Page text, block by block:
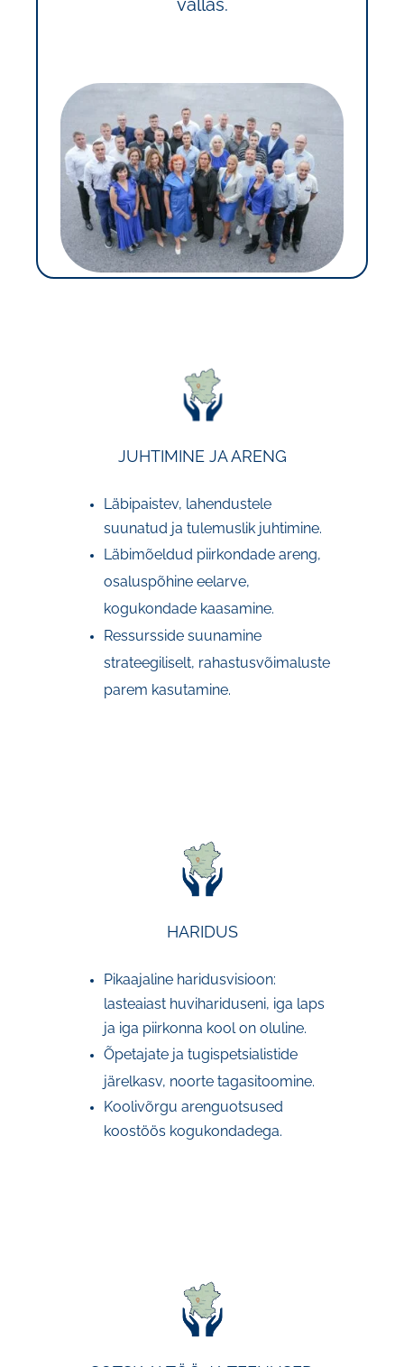
vallas.
JUHTIMINE JA ARENG
Läbipaistev, lahendustele
suunatud ja tulemuslik juhtimine.
Läbimõeldud piirkondade areng,
osaluspõhine eelarve,
kogukondade kaasamine.
Ressursside suunamine
strateegiliselt, rahastusvõimaluste
parem kasutamine.
HARIDUS
Pikaajaline haridusvisioon:
lasteaiast huvihariduseni, iga laps
ja iga piirkonna kool on oluline.
Õpetajate ja tugispetsialistide
järelkasv, noorte tagasitoomine.
Koolivõrgu arenguotsused
koostöös kogukondadega.